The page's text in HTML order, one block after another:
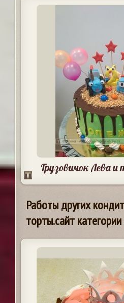
Грузовичок Лева
Работы других
торты.сайт категории